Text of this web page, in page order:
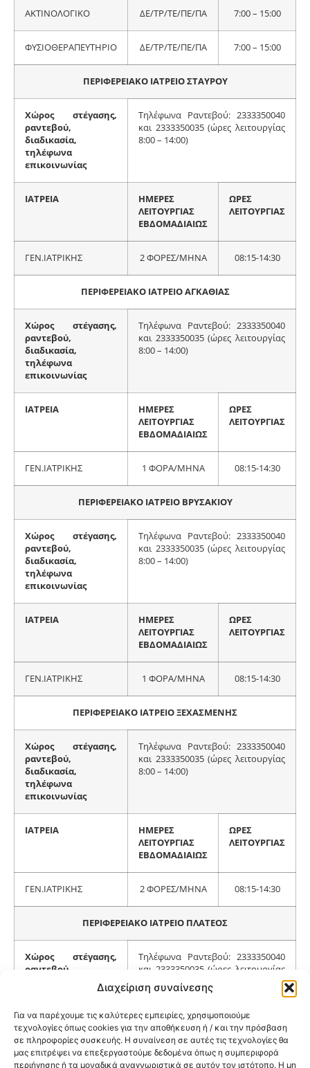
Διαχείριση συναίνεσης
Για να παρέχουμε τις καλύτερες εμπειρίες, χρησιμοποιούμε
τεχνολογίες όπως cookies για την αποθήκευση ή / και την πρόσβαση
σε πληροφορίες συσκευής. Η συναίνεση σε αυτές τις τεχνολογίες θα
μας επιτρέψει να επεξεργαστούμε δεδομένα όπως η συμπεριφορά
περιήγησης ή τα μοναδικά αναγνωριστικά σε αυτόν τον ιστότοπο. Η μη
ΑΚΤΙΝΟΛΟΓΙΚΟ ΔΕ/ΤΡ/ΤΕ/ΠΕ/ΠΑ 7:00 – 15:00
ΦΥΣΙΟΘΕΡΑΠΕΥΤΗΡΙΟ ΔΕ/ΤΡ/ΤΕ/ΠΕ/ΠΑ 7:00 – 15:00
ΠΕΡΙΦΕΡΕΙΑΚΟ ΙΑΤΡΕΙΟ ΣΤΑΥΡΟΥ
Χώρος στέγασης,
ραντεβού,
διαδικασία,
τηλέφωνα
επικοινωνίας
Τηλέφωνα Ραντεβού: 2333350040
και 2333350035 (ώρες λειτουργίας
8:00 – 14:00)
ΙΑΤΡΕΙΑ
ΗΜΕΡΕΣ
ΛΕΙΤΟΥΡΓΙΑΣ
ΕΒΔΟΜΑΔΙΑΙΩΣ
ΩΡΕΣ
ΛΕΙΤΟΥΡΓΙΑΣ
ΓΕΝ.ΙΑΤΡΙΚΗΣ 2 ΦΟΡΕΣ/ΜΗΝΑ 08:15-14:30
ΠΕΡΙΦΕΡΕΙΑΚΟ ΙΑΤΡΕΙΟ ΑΓΚΑΘΙΑΣ
Χώρος στέγασης,
ραντεβού,
διαδικασία,
τηλέφωνα
επικοινωνίας
Τηλέφωνα Ραντεβού: 2333350040
και 2333350035 (ώρες λειτουργίας
8:00 – 14:00)
ΙΑΤΡΕΙΑ
ΗΜΕΡΕΣ
ΛΕΙΤΟΥΡΓΙΑΣ
ΕΒΔΟΜΑΔΙΑΙΩΣ
ΩΡΕΣ
ΛΕΙΤΟΥΡΓΙΑΣ
ΓΕΝ.ΙΑΤΡΙΚΗΣ 1 ΦΟΡΑ/ΜΗΝΑ 08:15-14:30
ΠΕΡΙΦΕΡΕΙΑΚΟ ΙΑΤΡΕΙΟ ΒΡΥΣΑΚΙΟΥ
Χώρος στέγασης,
ραντεβού,
διαδικασία,
τηλέφωνα
επικοινωνίας
Τηλέφωνα Ραντεβού: 2333350040
και 2333350035 (ώρες λειτουργίας
8:00 – 14:00)
ΙΑΤΡΕΙΑ
ΗΜΕΡΕΣ
ΛΕΙΤΟΥΡΓΙΑΣ
ΕΒΔΟΜΑΔΙΑΙΩΣ
ΩΡΕΣ
ΛΕΙΤΟΥΡΓΙΑΣ
ΓΕΝ.ΙΑΤΡΙΚΗΣ 1 ΦΟΡΑ/ΜΗΝΑ 08:15-14:30
ΠΕΡΙΦΕΡΕΙΑΚΟ ΙΑΤΡΕΙΟ ΞΕΧΑΣΜΕΝΗΣ
Χώρος στέγασης,
ραντεβού,
διαδικασία,
τηλέφωνα
επικοινωνίας
Τηλέφωνα Ραντεβού: 2333350040
και 2333350035 (ώρες λειτουργίας
8:00 – 14:00)
ΙΑΤΡΕΙΑ
ΗΜΕΡΕΣ
ΛΕΙΤΟΥΡΓΙΑΣ
ΕΒΔΟΜΑΔΙΑΙΩΣ
ΩΡΕΣ
ΛΕΙΤΟΥΡΓΙΑΣ
ΓΕΝ.ΙΑΤΡΙΚΗΣ 2 ΦΟΡΕΣ/ΜΗΝΑ 08:15-14:30
ΠΕΡΙΦΕΡΕΙΑΚΟ ΙΑΤΡΕΙΟ ΠΛΑΤΕΟΣ
Χώρος στέγασης,
ραντεβού,
Τηλέφωνα Ραντεβού: 2333350040
και 2333350035 (ώρες λειτουργίας
8:00 – 14:00)
ΙΑΤΡΕΙΑ
ΗΜΕΡΕΣ
ΛΕΙΤΟΥΡΓΙΑΣ
ΕΒΔΟΜΑΔΙΑΙΩΣ
ΩΡΕΣ
ΛΕΙΤΟΥΡΓΙΑΣ